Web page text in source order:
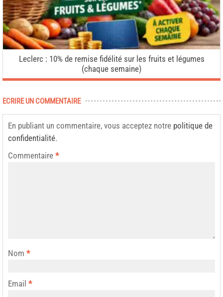
Leclerc : 10% de remise fidélité sur les fruits et légumes
(chaque semaine)
ECRIRE UN COMMENTAIRE
En publiant un commentaire, vous acceptez notre politique de
confidentialité.
Commentaire *
Nom *
Email *